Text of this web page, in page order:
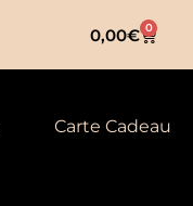
0,00€ 0
Carte Cadeau